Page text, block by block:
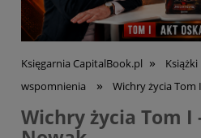
Księgarnia CapitalBook.pl »
wspomnienia
» Wichry życia Tom
Wichry życia Tom I